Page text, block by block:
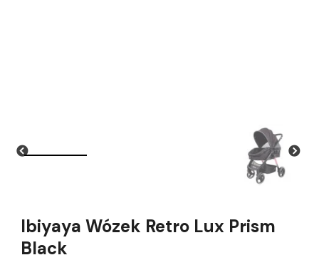
Ibiyaya Wózek Retro Lux Prism
Black